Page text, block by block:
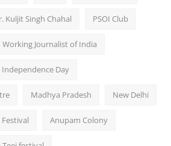
Kuljit Singh Chahal PSOI Club
Working Journalist of India
Independence Day
Madhya Pradesh New Delhi
Anupam Colony